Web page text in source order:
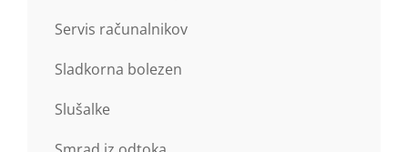
Servis računalnikov
Sladkorna bolezen
Slušalke